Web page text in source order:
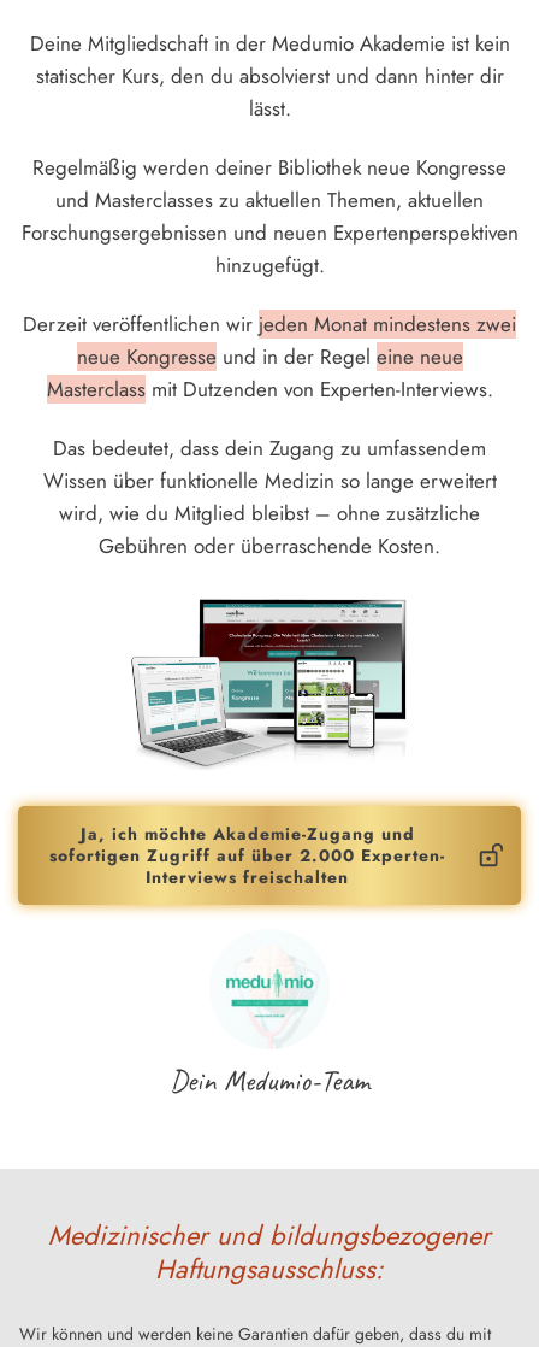
Deine Mitgliedschaft in der Medumio Akademie ist kein
statischer Kurs, den du absolvierst und dann hinter dir
lässt.
Regelmäßig werden deiner Bibliothek neue Kongresse
und Masterclasses zu aktuellen Themen, aktuellen
Forschungsergebnissen und neuen Expertenperspektiven
hinzugefügt.
Derzeit veröffentlichen wir jeden Monat mindestens zwei
neue Kongresse und in der Regel eine neue
Masterclassmit Dutzenden von Experten-Interviews.
Das bedeutet, dass dein Zugang zu umfassendem
Wissen über funktionelle Medizin so lange erweitert
wird, wie du Mitglied bleibst – ohne zusätzliche
Gebühren oder überraschende Kosten.
Ja, ich möchte Akademie-Zugang und
sofortigen Zugriff auf über 2.000 Experten-
Interviews freischalten
Dein Medumio-Team
Medizinischer und bildungsbezogener
Haftungsausschluss:
Wir können und werden keine Garantien dafür geben, dass du mit